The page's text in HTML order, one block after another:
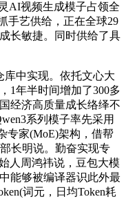
AI视频生成模子占领全
手艺供给，正在全球29
长敏捷。同时供给了具
中实现。依托文心大
1年半时间增加了300多
经济高质量成长络绎不
系列模子率先采用
专家(MoE)架构，借帮
长明说。勤奋实现专
人周鸿祎说，豆包大模
能够被编译器识此外最
词元，日均Token耗